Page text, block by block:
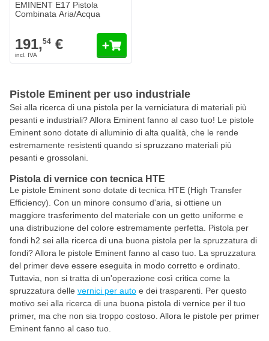
EMINENT E17 Pistola
Combinata Aria/Acqua
191,54 €
Pistole Eminent per uso industriale
Sei alla ricerca di una pistola per la verniciatura di materiali più
pesanti e industriali? Allora Eminent fanno al caso tuo! Le pistole
Eminent sono dotate di alluminio di alta qualità, che le rende
estremamente resistenti quando si spruzzano materiali più
pesanti e grossolani.
Pistola di vernice con tecnica HTE
Le pistole Eminent sono dotate di tecnica HTE (High Transfer
Efficiency). Con un minore consumo d'aria, si ottiene un
maggiore trasferimento del materiale con un getto uniforme e
una distribuzione del colore estremamente perfetta. Pistola per
fondi h2 sei alla ricerca di una buona pistola per la spruzzatura di
fondi? Allora le pistole Eminent fanno al caso tuo. La spruzzatura
del primer deve essere eseguita in modo corretto e ordinato.
Tuttavia, non si tratta di un'operazione così critica come la
spruzzatura delle vernici per auto e dei trasparenti. Per questo
motivo sei alla ricerca di una buona pistola di vernice per il tuo
primer, ma che non sia troppo costoso. Allora le pistole per primer
Eminent fanno al caso tuo.